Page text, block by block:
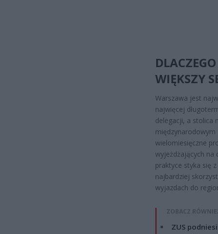
WIĘKSZY
Warszawa jest
najwięcej
delegacji, a stolica
międzynarodowym
wielomiesięczne
wyjeżdżających na
praktyce styka się
najbardziej
wyjazdach do
ZOBACZ
ZUS